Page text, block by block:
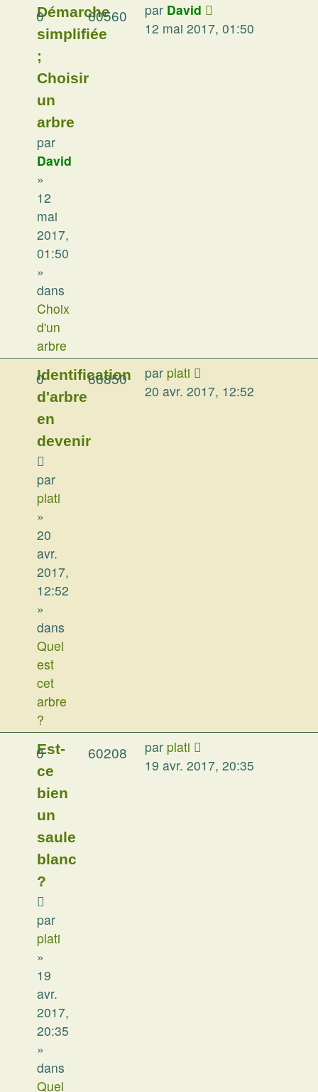
Démarche
simplifiée
;
Choisir
un
arbre
par
David
»
12
mai
2017,
01:50
»
dans
Choix
d'un
arbre
0 60560 par David
12 mai 2017, 01:50
Identification
d'arbre
en
devenir
par
plati
»
20
avr.
2017,
12:52
»
dans
Quel
est
cet
arbre
?
0 66850 par plati
20 avr. 2017, 12:52
Est-
ce
bien
un
saule
blanc
?
par
plati
»
19
avr.
2017,
20:35
»
dans
Quel
0 60208 par plati
19 avr. 2017, 20:35